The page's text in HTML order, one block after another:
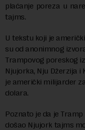
plaćanje poreza u
tajms.
U tekstu koji je
su od anonimnog
Trampovog poreskog
Njujorka, Nju Džerzija i
je američki milijarder
dolara.
Poznato je da je
došao Njujork tajms